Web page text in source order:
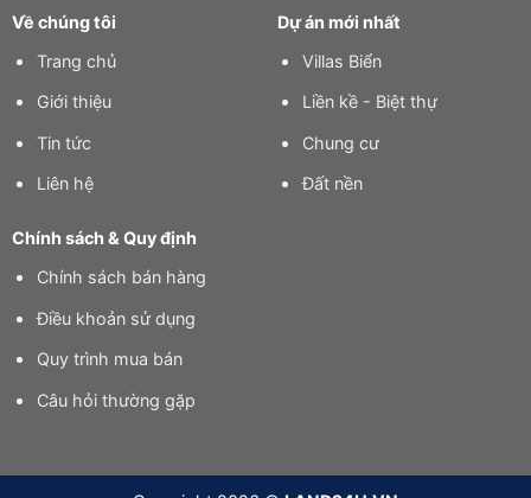
Về chúng tôi
Trang chủ
Giới thiệu
Tin tức
Liên hệ
Dự án mới nhất
Villas Biển
Liền kề - Biệt thự
Chung cư
Đất nền
Chính sách & Quy định
Chính sách bán hàng
Điều khoản sử dụng
Quy trình mua bán
Câu hỏi thường gặp